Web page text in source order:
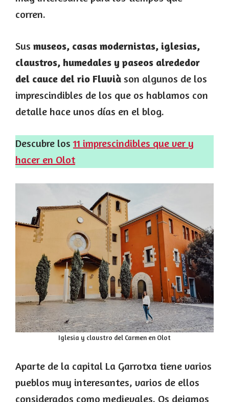
corren.
Sus museos, casas modernistas, iglesias,
claustros, humedales y paseos alrededor
del cauce del rio Fluvià son algunos de los
imprescindibles de los que os hablamos con
detalle hace unos días en el blog.
Descubre los11 imprescindibles que ver y
hacer en Olot
Iglesia y claustro del Carmen en Olot
Aparte de la capital La Garrotxa tiene varios
pueblos muy interesantes, varios de ellos
considerados como medievales. Os dejamos